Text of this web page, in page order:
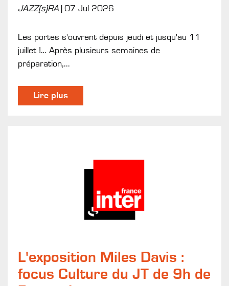
JAZZ(s)RA 07 Jul 2026
Les portes s'ouvrent depuis jeudi et jusqu'au 11
juillet !… Après plusieurs semaines de
préparation,...
Lire plus
L'exposition Miles Davis :
focus Culture du JT de 9h de